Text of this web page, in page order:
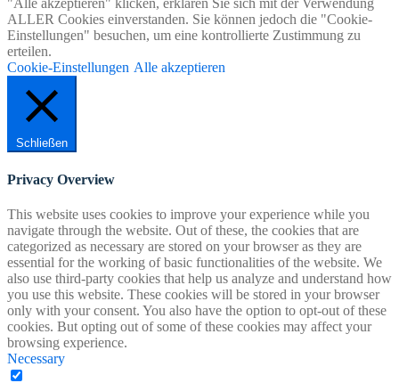
"Alle akzeptieren" klicken, erklären Sie sich mit der Verwendung
ALLER Cookies einverstanden. Sie können jedoch die "Cookie-
Einstellungen" besuchen, um eine kontrollierte Zustimmung zu
erteilen.
Cookie-Einstellungen Alle akzeptieren
Schließen
Privacy Overview
This website uses cookies to improve your experience while you
navigate through the website. Out of these, the cookies that are
categorized as necessary are stored on your browser as they are
essential for the working of basic functionalities of the website. We
also use third-party cookies that help us analyze and understand how
you use this website. These cookies will be stored in your browser
only with your consent. You also have the option to opt-out of these
cookies. But opting out of some of these cookies may affect your
browsing experience.
Necessary